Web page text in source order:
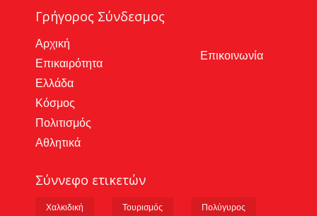
Γρήγορος Σύνδεσμος
Αρχική
Επικαιρότητα
Ελλάδα
Κόσμος
Πολιτισμός
Αθλητικά
Επικοινωνία
Σύννεφο ετικετών
Χαλκιδική Τουρισμός Πολύγυρος